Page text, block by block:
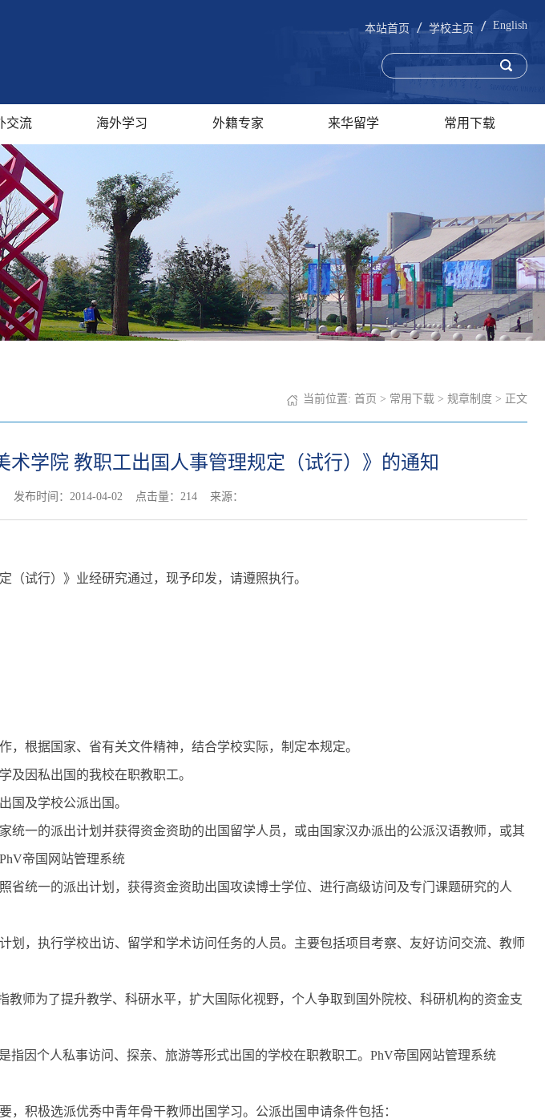
本站首页 学校主页 English
交流 海外学习 外籍专家 来华留学 常用下载
当前位置: 首页 > 常用下载 > 规章制度 > 正文
术学院 教职工出国人事管理规定（试行）》的通知
发布时间：2014-04-02 点击量： 214 来源：
（试行）》业经研究通过，现予印发，请遵照执行。
，根据国家、省有关文件精神，结合学校实际，制定本规定。
及因私出国的我校在职教职工。
国及学校公派出国。
统一的派出计划并获得资金资助的出国留学人员，或由国家汉办派出的公派汉语教师，或其
帝国网站管理系统
省统一的派出计划，获得资金资助出国攻读博士学位、进行高级访问及专门课题研究的人
划，执行学校出访、留学和学术访问任务的人员。主要包括项目考察、友好访问交流、教师
教师为了提升教学、科研水平，扩大国际化视野，个人争取到国外院校、科研机构的资金支
是指因个人私事访问、探亲、旅游等形式出国的学校在职教职工。PhV帝国网站管理系统
，积极选派优秀中青年骨干教师出国学习。公派出国申请条件包括：